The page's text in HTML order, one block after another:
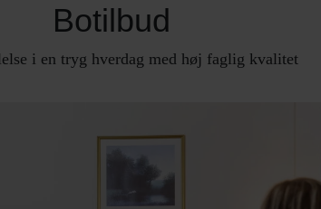
Botilbud
i en tryg hverdag med høj faglig kvalitet